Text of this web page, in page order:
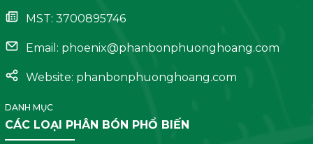
MST: 3700895746
Email: phoenix@phanbonphuonghoang.com
Website: phanbonphuonghoang.com
DANH MỤC
CÁC LOẠI PHÂN BÓN PHỔ BIẾN